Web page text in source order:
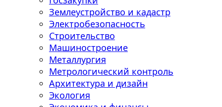
Землеустройство и кадастр
Электробезопасность
Строительство
Машиностроение
Металлургия
Метрологический контроль
Архитектура и дизайн
Экология